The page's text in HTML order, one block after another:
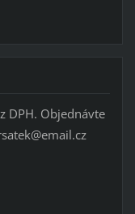
DPH. Objednávte